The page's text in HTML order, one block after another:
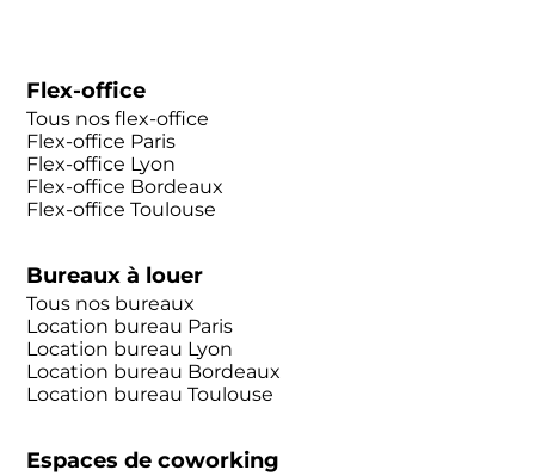
Flex-office
Tous nos flex-office
Flex-office Paris
Flex-office Lyon
Flex-office Bordeaux
Flex-office Toulouse
Bureaux à louer
Tous nos bureaux
Location bureau Paris
Location bureau Lyon
Location bureau Bordeaux
Location bureau Toulouse
Espaces de coworking